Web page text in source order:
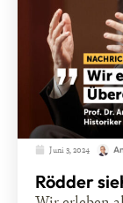
Juni 3, 2024
Rödder